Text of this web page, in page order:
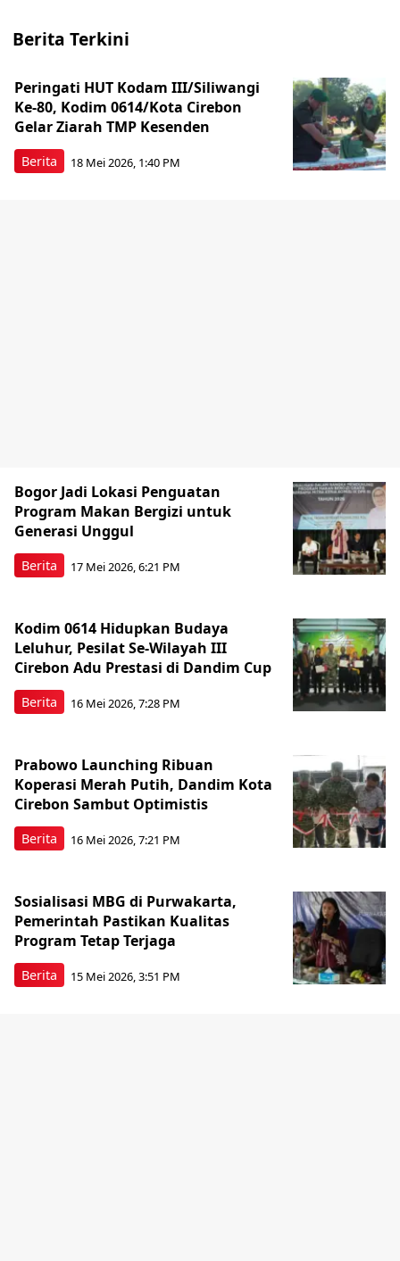
Berita Terkini
Berita
Peringati HUT Kodam III/Siliwangi
Ke-80, Kodim 0614/Kota Cirebon
Gelar Ziarah TMP Kesenden
18 Mei 2026, 1:40 PM
Berita
Bogor Jadi Lokasi Penguatan
Program Makan Bergizi untuk
Generasi Unggul
17 Mei 2026, 6:21 PM
Berita
Kodim 0614 Hidupkan Budaya
Leluhur, Pesilat Se-Wilayah III
Cirebon Adu Prestasi di Dandim Cup
16 Mei 2026, 7:28 PM
Berita
Prabowo Launching Ribuan
Koperasi Merah Putih, Dandim Kota
Cirebon Sambut Optimistis
16 Mei 2026, 7:21 PM
Berita
Sosialisasi MBG di Purwakarta,
Pemerintah Pastikan Kualitas
Program Tetap Terjaga
15 Mei 2026, 3:51 PM